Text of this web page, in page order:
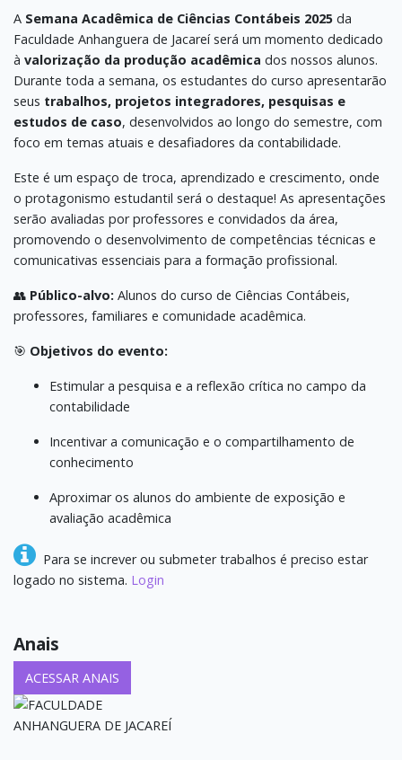
A Semana Acadêmica de Ciências Contábeis 2025 da
Faculdade Anhanguera de Jacareí será um momento dedicado
à valorização da produção acadêmica dos nossos alunos.
Durante toda a semana, os estudantes do curso apresentarão
seus trabalhos, projetos integradores, pesquisas e
estudos de caso, desenvolvidos ao longo do semestre, com
foco em temas atuais e desafiadores da contabilidade.
Este é um espaço de troca, aprendizado e crescimento, onde
o protagonismo estudantil será o destaque! As apresentações
serão avaliadas por professores e convidados da área,
promovendo o desenvolvimento de competências técnicas e
comunicativas essenciais para a formação profissional.
👥 Público-alvo: Alunos do curso de Ciências Contábeis,
professores, familiares e comunidade acadêmica.
🎯 Objetivos do evento:
Estimular a pesquisa e a reflexão crítica no campo da
contabilidade
Incentivar a comunicação e o compartilhamento de
conhecimento
Aproximar os alunos do ambiente de exposição e
avaliação acadêmica
Para se increver ou submeter trabalhos é preciso estar
logado no sistema. Login
Anais
ACESSAR ANAIS